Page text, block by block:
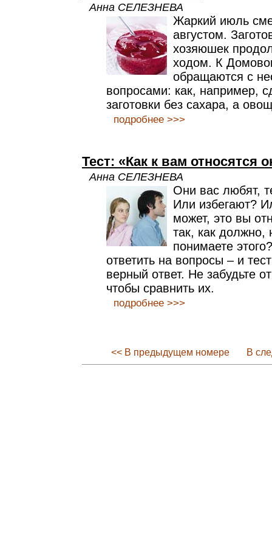
Анна СЕЛЕЗНЕВА
Жаркий июль
августом.
хозяюшек
ходом. К
обращаются с
вопросами: как, например,
заготовки без сахара, а
подробнее >>>
Тест: «Как к вам относятся
Анна СЕЛЕЗНЕВА
Они вас любят,
Или избегают?
может, это вы
так, как должно,
понимаете
ответить на вопросы – и
верный ответ. Не забудьте
чтобы сравнить их.
подробнее >>>
<< В предыдущем номере В